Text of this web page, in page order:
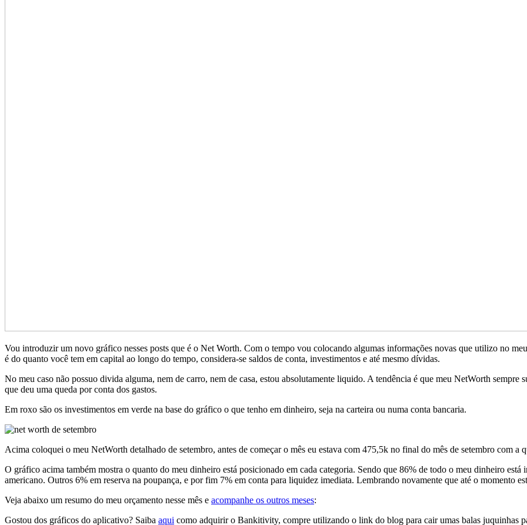
Vou introduzir um novo gráfico nesses posts que é o Net Worth. Com o tempo vou colocando algumas informações novas que utilizo no
é do quanto você tem em capital ao longo do tempo, considera-se saldos de conta, investimentos e até mesmo dívidas.
No meu caso não possuo divida alguma, nem de carro, nem de casa, estou absolutamente liquido. A tendência é que meu NetWorth sempre
que deu uma queda por conta dos gastos.
Em roxo são os investimentos em verde na base do gráfico o que tenho em dinheiro, seja na carteira ou numa conta bancaria.
Acima coloquei o meu NetWorth detalhado de setembro, antes de começar o mês eu estava com 475,5k no final do mês de setembro com
O gráfico acima também mostra o quanto do meu dinheiro está posicionado em cada categoria. Sendo que 86% de todo o meu dinheiro está
americano. Outros 6% em reserva na poupança, e por fim 7% em conta para liquidez imediata. Lembrando novamente que até o momento
Veja abaixo um resumo do meu orçamento nesse mês e acompanhe os outros meses:
Gostou dos gráficos do aplicativo? Saiba aqui como adquirir o Bankitivity, compre utilizando o link do blog para cair umas balas juquinhas